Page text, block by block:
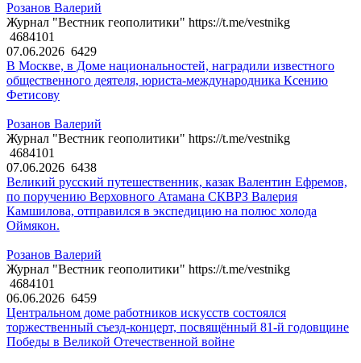
Розанов Валерий
Журнал "Вестник геополитики" https://t.me/vestnikg
4684101
07.06.2026 6429
В Москве, в Доме национальностей, наградили известного
общественного деятеля, юриста-международника Ксению
Фетисову
Розанов Валерий
Журнал "Вестник геополитики" https://t.me/vestnikg
4684101
07.06.2026 6438
Великий русский путешественник, казак Валентин Ефремов,
по поручению Верховного Атамана СКВРЗ Валерия
Камшилова, отправился в экспедицию на полюс холода
Оймякон.
Розанов Валерий
Журнал "Вестник геополитики" https://t.me/vestnikg
4684101
06.06.2026 6459
Центральном доме работников искусств состоялся
торжественный съезд-концерт, посвящённый 81-й годовщине
Победы в Великой Отечественной войне